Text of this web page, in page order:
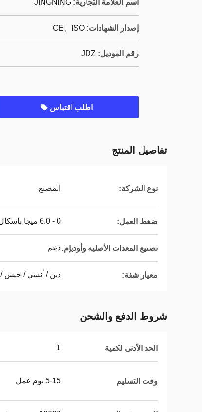
اسم العلامة التجارية: JINGNING
إصدار الشهادات: CE、ISO
رقم الموديل: JDZ
اطلب اقتباس
تفاصيل المنتج
نوع الشركة: المصنع
ضغط العمل: 0 - 6.0 ميجا باسكال
تصنيع المعدات الأصلية وأوديإم:دعم
معيار شفة: دين / أنسي / جيس /
شروط الدفع والشحن
الحد الأدنى لكمية 1
وقت التسليم 5-15 يوم عمل